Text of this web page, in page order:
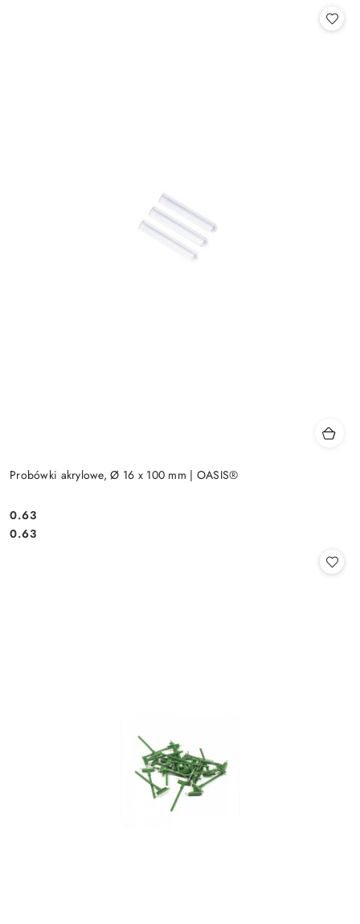
Probówki akrylowe, Ø 16 x 100 mm | OASIS®
Cena:
0.63
Cena:
0.63